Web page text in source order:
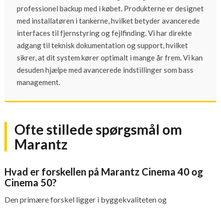
professionel backup med i købet. Produkterne er designet
med installatøren i tankerne, hvilket betyder avancerede
interfaces til fjernstyring og fejlfinding. Vi har direkte
adgang til teknisk dokumentation og support, hvilket
sikrer, at dit system kører optimalt i mange år frem. Vi kan
desuden hjælpe med avancerede indstillinger som bass
management.
Ofte stillede spørgsmål om
Marantz
Hvad er forskellen på Marantz Cinema 40 og
Cinema 50?
Den primære forskel ligger i byggekvaliteten og